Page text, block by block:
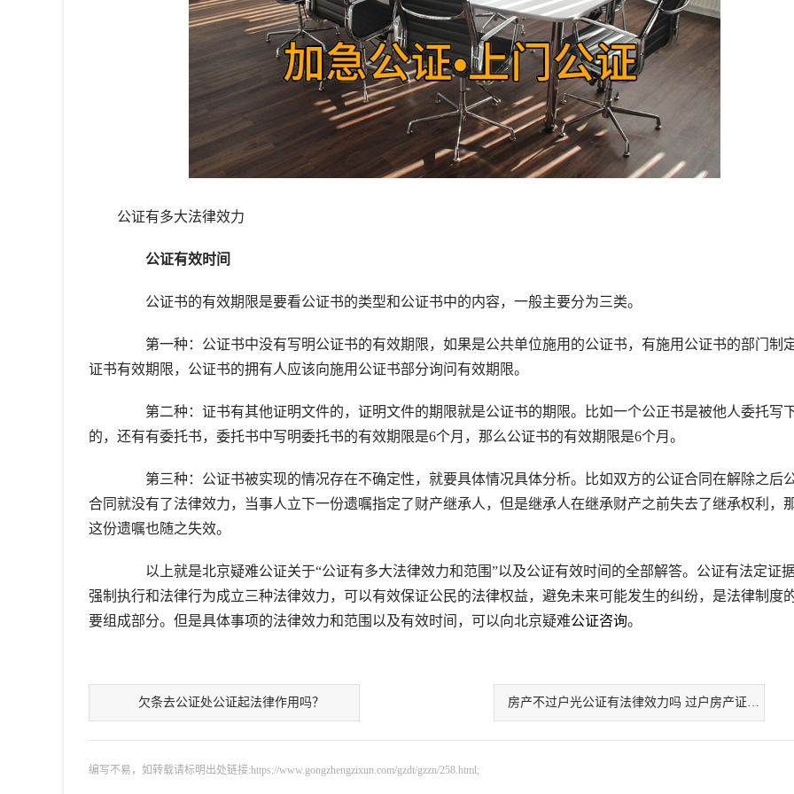
公证有多大法律效力
公证有效时间
公证书的有效期限是要看公证书的类型和公证书中的内容，一般主要分为三类。
第一种：公证书中没有写明公证书的有效期限，如果是公共单位施用的公证书，有施用公证书的部门制
证书有效期限，公证书的拥有人应该向施用公证书部分询问有效期限。
第二种：证书有其他证明文件的，证明文件的期限就是公证书的期限。比如一个公正书是被他人委托写
的，还有有委托书，委托书中写明委托书的有效期限是6个月，那么公证书的有效期限是6个月。
第三种：公证书被实现的情况存在不确定性，就要具体情况具体分析。比如双方的公证合同在解除之后
合同就没有了法律效力，当事人立下一份遗嘱指定了财产继承人，但是继承人在继承财产之前失去了继承权利，
这份遗嘱也随之失效。
以上就是北京疑难公证关于“公证有多大法律效力和范围”以及公证有效时间的全部解答。公证有法定证
强制执行和法律行为成立三种法律效力，可以有效保证公民的法律权益，避免未来可能发生的纠纷，是法律制度
要组成部分。但是具体事项的法律效力和范围以及有效时间，可以向北京疑难公证咨询。
欠条去公证处公证起法律作用吗？ 房产不过户光公证有法律效力吗 过户房产证几天
编写不易，如转载请标明出处链接:https://www.gongzhengzixun.com/gzdt/gzzn/258.html;